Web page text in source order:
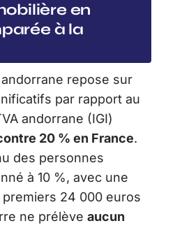
en
à la
repose sur
par rapport au
andorrane (IGI)
20 % en France.
des personnes
à 10 %, avec une
24 000 euros
ne prélève aucun